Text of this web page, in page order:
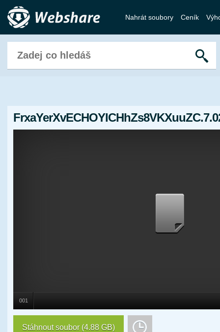
Nahrát soubory Ceník
001
Stáhnout soubor (4.88 GB)